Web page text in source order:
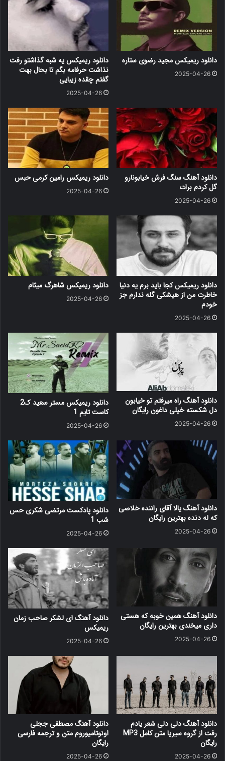
دانلود ریمیکس مجید رضوی ستاره
2025-04-26
دانلود ریمیکس یه شبه گذاشتو رفت
نذاشت حرفامه بگم تا بحال بهت
گفتم چقده زیبایی
2025-04-26
دانلود آهنگ سنگ فرش خیابونارو
گل کردم برات
2025-04-26
دانلود ریمیکس رامین کرمی حبس
2025-04-26
دانلود ریمیکس کجا باید برم یه دنیا
خاطرت من از هیشکی گله ندارم جز
خودم
2025-04-26
دانلود ریمیکس شاهرگ میثام
2025-04-26
دانلود آهنگ راه میرفتم تو خیابون
دل شکسته خیلی داغون رایگان
2025-04-26
دانلود ریمیکس مستر سعید ک2
کاست تایم 1
2025-04-26
دانلود آهنگ یالا آقای راننده خلاصی
که له دنده بهترین رایگان
2025-04-26
دانلود پادکست مرتضی شکری حس
شب 1
2025-04-26
دانلود آهنگ همین خوبه که هستی
داری میخندی بهترین رایگان
2025-04-26
دانلود آهنگ ای لشکر صاحب زمان
ریمیکس
2025-04-26
دانلود آهنگ دلی دلی شعر یادم
رفت از گروه سیریا متن کامل MP3
رایگان
2025-04-26
دانلود آهنگ مصطفی ججلی
اونوتامیوروم متن و ترجمه فارسی
رایگان
2025-04-26